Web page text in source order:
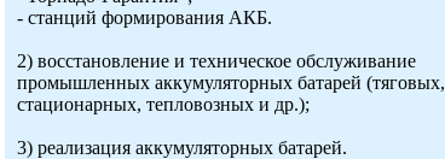
- станций формирования АКБ.
2) восстановление и техническое обслуживание
промышленных аккумуляторных батарей (тяговых,
стационарных, тепловозных и др.);
3) реализация аккумуляторных батарей.